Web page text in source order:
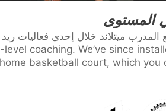
المستوى
coaching. We’ve since
basketball court, which you